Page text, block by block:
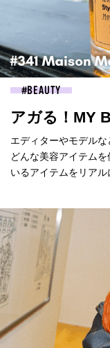
BEAUTY
アガる！MY
エディターやモデル
どんな美容アイテム
いるアイテムをリアル